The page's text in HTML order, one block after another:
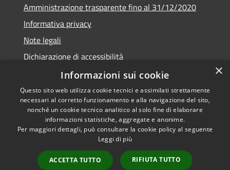
Amministrazione trasparente fino al 31/12/2020
Informativa privacy
Note legali
Dichiarazione di accessibilità
Accessibilità
Privacy
Mappa del sito
Copyright © 2026 • Comune di
Teramo • Powered by
Municipium• Accesso
×
Informazioni sui cookie
Questo sito web utilizza cookie tecnici e assimilati strettamente
necessari al corretto funzionamento e alla navigazione del sito,
nonché un cookie tecnico analitico al solo fine di elaborare
informazioni statistiche, aggregate e anonime.
Per maggiori dettagli, può consultare la cookie policy al seguente
Leggi di più
ACCETTA TUTTO RIFIUTA TUTTO